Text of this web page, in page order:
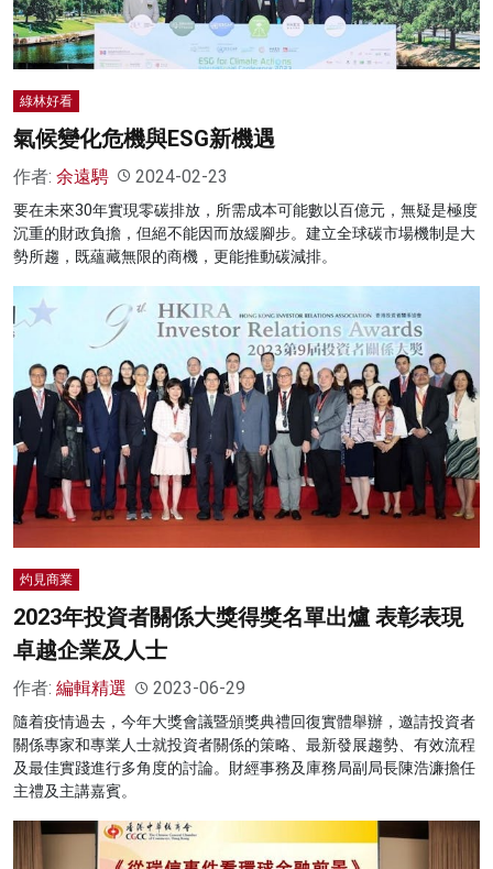
綠林好看
氣候變化危機與ESG新機遇
作者: 余遠騁 2024-02-23
要在未來30年實現零碳排放，所需成本可能數以百億元，無疑是極度
沉重的財政負擔，但絕不能因而放緩腳步。建立全球碳市場機制是大
勢所趨，既蘊藏無限的商機，更能推動碳減排。
灼見商業
2023年投資者關係大獎得獎名單出爐 表彰表現
卓越企業及人士
作者: 編輯精選 2023-06-29
隨着疫情過去，今年大獎會議暨頒獎典禮回復實體舉辦，邀請投資者
關係專家和專業人士就投資者關係的策略、最新發展趨勢、有效流程
及最佳實踐進行多角度的討論。財經事務及庫務局副局長陳浩濂擔任
主禮及主講嘉賓。